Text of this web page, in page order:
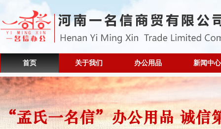
首页 关于我们 办公用品 新闻中心